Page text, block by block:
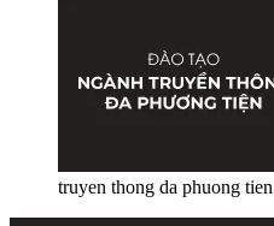
truyen thong da phuong tien